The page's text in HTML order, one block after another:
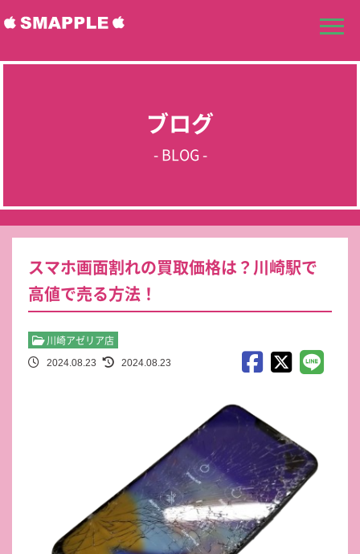
ブログ
- BLOG -
スマホ画面割れの買取価格は？川崎駅で
高値で売る方法！
川崎アゼリア店
2024.08.23 2024.08.23